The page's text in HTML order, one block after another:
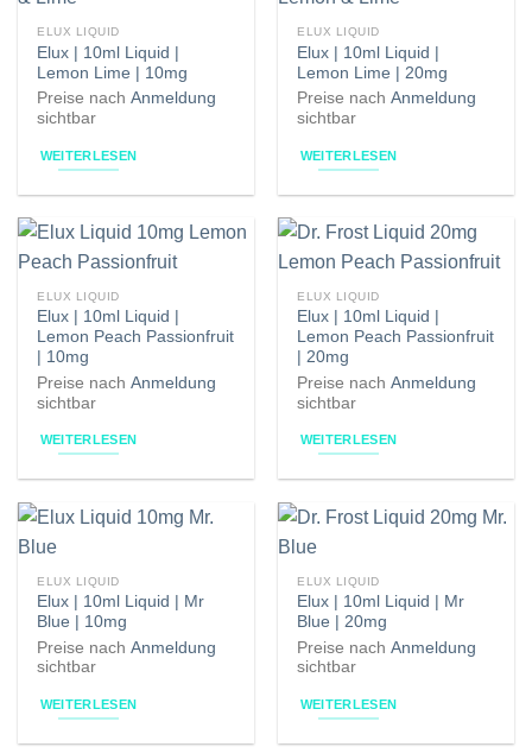
ELUX LIQUID
Elux | 10ml Liquid |
Lemon Lime | 10mg
Preise nachAnmeldung
sichtbar
WEITERLESEN
ELUX LIQUID
Elux | 10ml Liquid |
Lemon Lime | 20mg
Preise nachAnmeldung
sichtbar
WEITERLESEN
ELUX LIQUID
Elux | 10ml Liquid |
Lemon Peach Passionfruit
| 10mg
Preise nachAnmeldung
sichtbar
WEITERLESEN
ELUX LIQUID
Elux | 10ml Liquid |
Lemon Peach Passionfruit
| 20mg
Preise nachAnmeldung
sichtbar
WEITERLESEN
ELUX LIQUID
Elux | 10ml Liquid | Mr
Blue | 10mg
Preise nachAnmeldung
sichtbar
WEITERLESEN
ELUX LIQUID
Elux | 10ml Liquid | Mr
Blue | 20mg
Preise nachAnmeldung
sichtbar
WEITERLESEN